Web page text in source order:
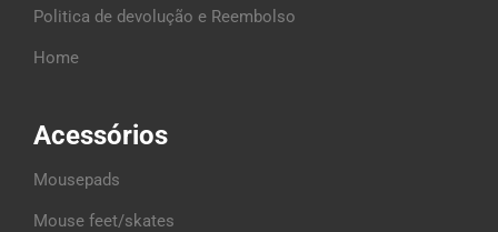
Acessórios
Mousepads
Mouse feet/skates
Politica de devolução e Reembolso
Home